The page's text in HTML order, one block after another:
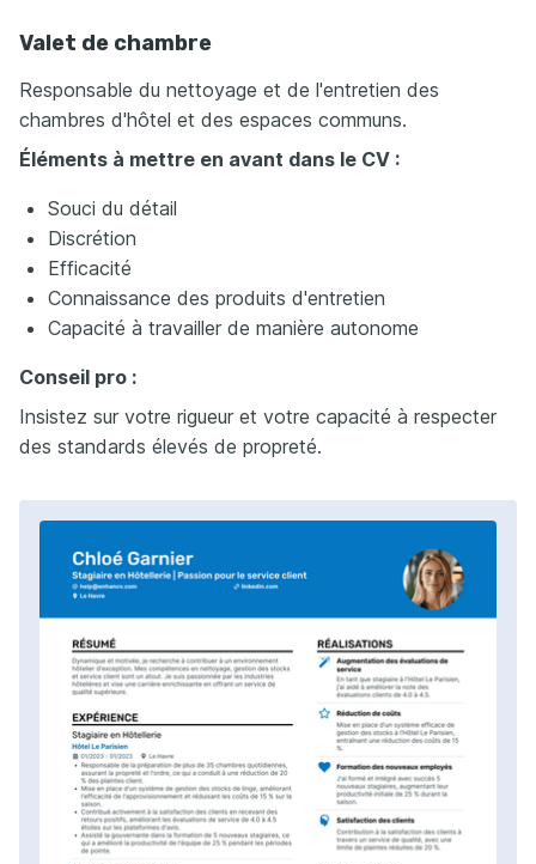
Valet de chambre
Responsable du nettoyage et de l'entretien des
chambres d'hôtel et des espaces communs.
Éléments à mettre en avant dans le CV :
Souci du détail
Discrétion
Efficacité
Connaissance des produits d'entretien
Capacité à travailler de manière autonome
Conseil pro :
Insistez sur votre rigueur et votre capacité à respecter
des standards élevés de propreté.